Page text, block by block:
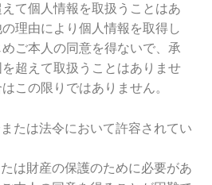
て個人情報を取扱うことはあ
理由により個人情報を取得し
ご本人の同意を得ないで、承
超えて取扱うことはありませ
この限りではありません。
たは法令において許容されてい
は財産の保護のために必要があ